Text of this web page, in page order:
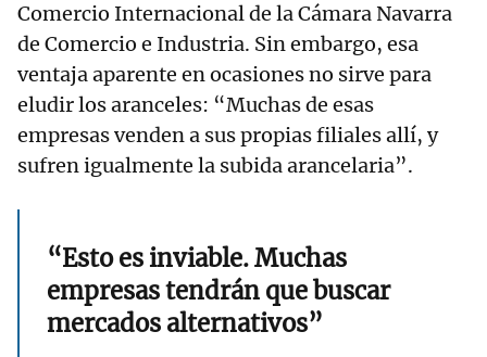
Comercio Internacional de la Cámara Navarra
de Comercio e Industria. Sin embargo, esa
ventaja aparente en ocasiones no sirve para
eludir los aranceles: “Muchas de esas
empresas venden a sus propias filiales allí, y
sufren igualmente la subida arancelaria”.
“Esto es inviable. Muchas
empresas tendrán que buscar
mercados alternativos”